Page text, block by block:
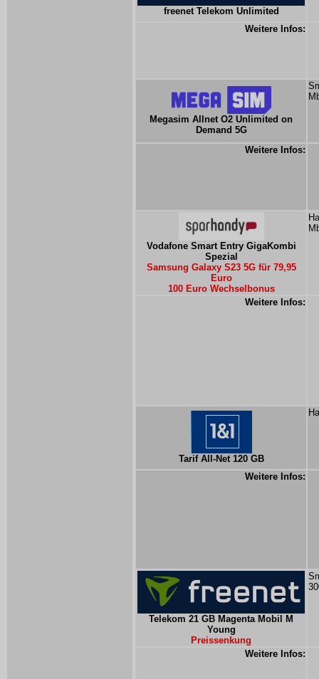
freenet Telekom Unlimited
Weitere Infos:
Megasim Allnet O2 Unlimited on
Demand 5G
Weitere Infos:
Vodafone Smart Entry GigaKombi
Spezial
Samsung Galaxy S23 5G für 79,95
Euro
100 Euro Wechselbonus
Weitere Infos:
Tarif All-Net 120 GB
Weitere Infos:
Telekom 21 GB Magenta Mobil M
Young
Preissenkung
Weitere Infos: